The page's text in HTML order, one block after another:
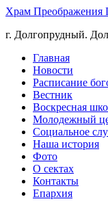
Храм Преображения
г. Долгопрудный.
Главная
Новости
Расписание
Вестник
Воскресная
Молодежный
Социальное
Наша история
Фото
О сектах
Контакты
Епархия